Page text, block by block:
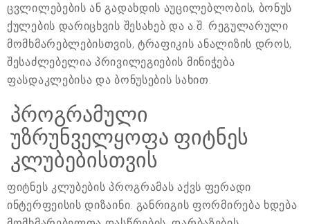
ცვლილებების ან გადახდის აუცილებლობის, ბონუს
ქულების დარიცხვის შესახებ და ა.შ. რეგულარული
მომხმარებლებისთვის, ტრაფიკის ანალიზის დროს,
შესაძლებელია პრივილეგიების მინიჭება
ფასდაკლებისა და ბონუსების სახით.
პროგრამული
უზრუნველყოფა ფიტნეს
კლუბებისთვის
ფიტნეს კლუბების პროგრამას აქვს ფერადი
ინტერფეისის დიზაინი. განრიგის ფორმირება ხდება